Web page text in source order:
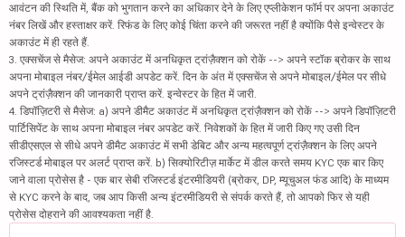
आवंटन की स्थिति में, बैंक को भुगतान करने का अधिकार देने के लिए एप्लीकेशन फॉर्म पर अपना अकाउंट
नंबर लिखें और हस्ताक्षर करें. रिफंड के लिए कोई चिंता करने की जरूरत नहीं है क्योंकि पैसे इन्वेस्टर के
अकाउंट में ही रहते हैं.
3. एक्सचेंज से मैसेज: अपने अकाउंट में अनधिकृत ट्रांज़ैक्शन को रोकें --> अपने स्टॉक ब्रोकर के साथ
अपना मोबाइल नंबर/ईमेल आईडी अपडेट करें. दिन के अंत में एक्सचेंज से अपने मोबाइल/ईमेल पर सीधे
अपने ट्रांज़ैक्शन की जानकारी प्राप्त करें. इन्वेस्टर के हित में जारी.
4. डिपॉज़िटरी से मैसेज: a) अपने डीमैट अकाउंट में अनधिकृत ट्रांज़ैक्शन को रोकें --> अपने डिपॉज़िटरी
पार्टिसिपेंट के साथ अपना मोबाइल नंबर अपडेट करें. निवेशकों के हित में जारी किए गए उसी दिन
सीडीएसएल से सीधे अपने डीमैट अकाउंट में सभी डेबिट और अन्य महत्वपूर्ण ट्रांज़ैक्शन के लिए अपने
रजिस्टर्ड मोबाइल पर अलर्ट प्राप्त करें. b) सिक्योरिटीज़ मार्केट में डील करते समय KYC एक बार किए
जाने वाला प्रोसेस है - एक बार सेबी रजिस्टर्ड इंटरमीडियरी (ब्रोकर, DP, म्यूचुअल फंड आदि) के माध्यम
से KYC करने के बाद, जब आप किसी अन्य इंटरमीडियरी से संपर्क करते हैं, तो आपको फिर से यही
प्रोसेस दोहराने की आवश्यकता नहीं है.